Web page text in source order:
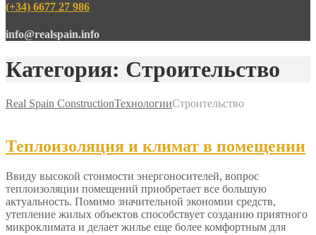
(+34) 6677 27 986
info@realspain.info
Категория: Строительство
Real Spain ConstructionТехнологииСтроительство
Теплоизоляция и климат в помещении
Ввиду высокой стоимости энергоносителей, вопрос
теплоизоляции помещений приобретает все большую
актуальность. Помимо значительной экономии средств,
утепление жилых объектов способствует созданию приятного
микроклимата и делает жилье еще более комфортным для